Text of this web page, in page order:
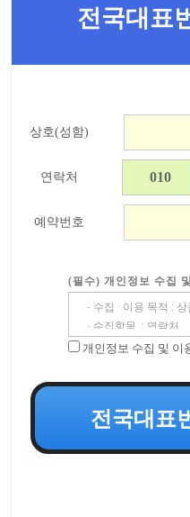
전국대표
상호(성함)
연락처
예약번호
(필수) 개인정보 수집
개인정보 수집 및 이
전국대표